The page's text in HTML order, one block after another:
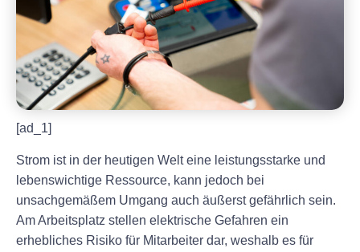
[ad_1]
Strom ist in der heutigen Welt eine leistungsstarke und
lebenswichtige Ressource, kann jedoch bei
unsachgemäßem Umgang auch äußerst gefährlich sein.
Am Arbeitsplatz stellen elektrische Gefahren ein
erhebliches Risiko für Mitarbeiter dar, weshalb es für